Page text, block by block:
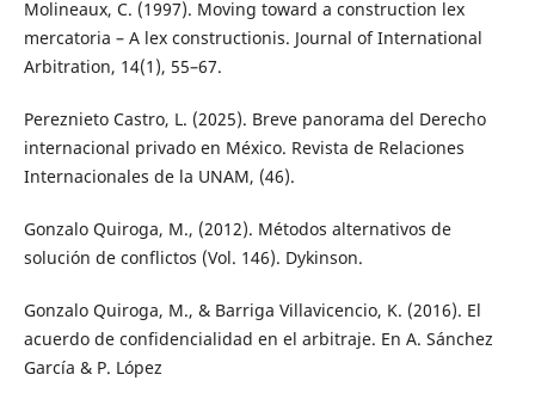
Molineaux, C. (1997). Moving toward a construction lex
mercatoria – A lex constructionis. Journal of International
Arbitration, 14(1), 55–67.
Pereznieto Castro, L. (2025). Breve panorama del Derecho
internacional privado en México. Revista de Relaciones
Internacionales de la UNAM, (46).
Gonzalo Quiroga, M., (2012). Métodos alternativos de
solución de conflictos (Vol. 146). Dykinson.
Gonzalo Quiroga, M., & Barriga Villavicencio, K. (2016). El
acuerdo de confidencialidad en el arbitraje. En A. Sánchez
García & P. López